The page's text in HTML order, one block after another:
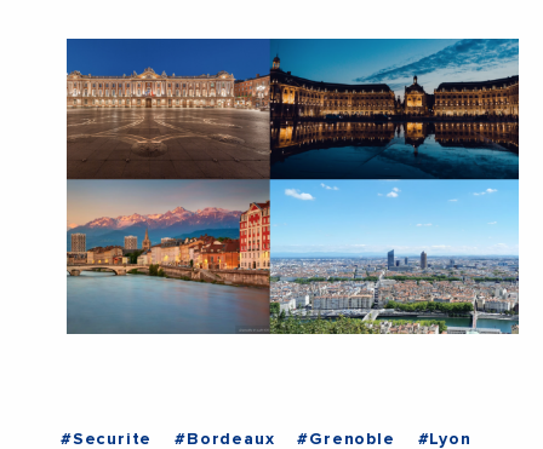
#Securite #Bordeaux #Grenoble
#Lyon